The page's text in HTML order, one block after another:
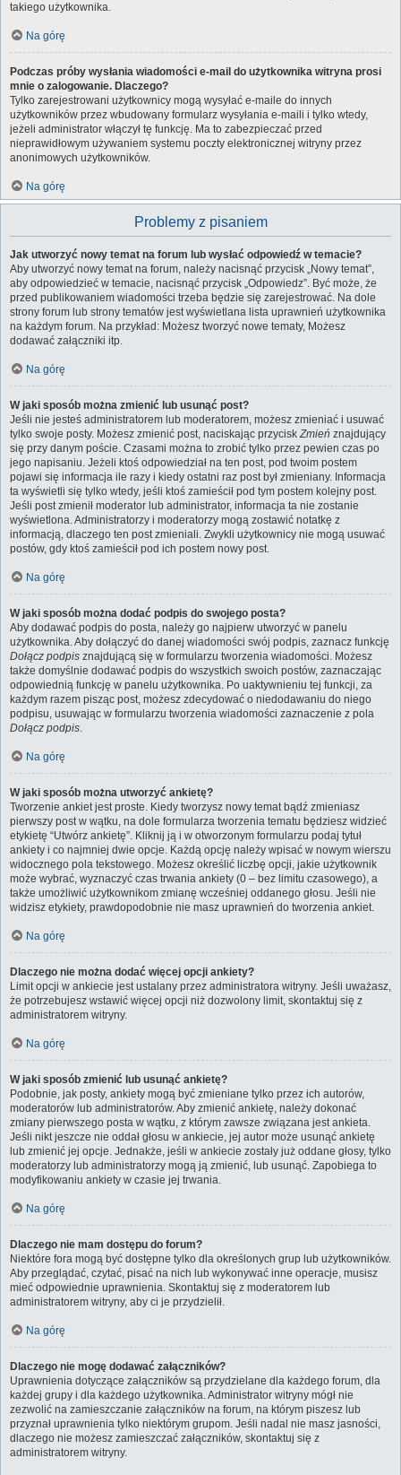
takiego użytkownika.
Na górę
Podczas próby wysłania wiadomości e-mail do użytkownika witryna prosi
mnie o zalogowanie. Dlaczego?
Tylko zarejestrowani użytkownicy mogą wysyłać e-maile do innych
użytkowników przez wbudowany formularz wysyłania e-maili i tylko wtedy,
jeżeli administrator włączył tę funkcję. Ma to zabezpieczać przed
nieprawidłowym używaniem systemu poczty elektronicznej witryny przez
anonimowych użytkowników.
Na górę
Problemy z pisaniem
Jak utworzyć nowy temat na forum lub wysłać odpowiedź w temacie?
Aby utworzyć nowy temat na forum, należy nacisnąć przycisk „Nowy temat”,
aby odpowiedzieć w temacie, nacisnąć przycisk „Odpowiedz”. Być może, że
przed publikowaniem wiadomości trzeba będzie się zarejestrować. Na dole
strony forum lub strony tematów jest wyświetlana lista uprawnień użytkownika
na każdym forum. Na przykład: Możesz tworzyć nowe tematy, Możesz
dodawać załączniki itp.
Na górę
W jaki sposób można zmienić lub usunąć post?
Jeśli nie jesteś administratorem lub moderatorem, możesz zmieniać i usuwać
tylko swoje posty. Możesz zmienić post, naciskając przyciskZmień znajdujący
się przy danym poście. Czasami można to zrobić tylko przez pewien czas po
jego napisaniu. Jeżeli ktoś odpowiedział na ten post, pod twoim postem
pojawi się informacja ile razy i kiedy ostatni raz post był zmieniany. Informacja
ta wyświetli się tylko wtedy, jeśli ktoś zamieścił pod tym postem kolejny post.
Jeśli post zmienił moderator lub administrator, informacja ta nie zostanie
wyświetlona. Administratorzy i moderatorzy mogą zostawić notatkę z
informacją, dlaczego ten post zmieniali. Zwykli użytkownicy nie mogą usuwać
postów, gdy ktoś zamieścił pod ich postem nowy post.
Na górę
W jaki sposób można dodać podpis do swojego posta?
Aby dodawać podpis do posta, należy go najpierw utworzyć w panelu
użytkownika. Aby dołączyć do danej wiadomości swój podpis, zaznacz funkcję
Dołącz podpis znajdującą się w formularzu tworzenia wiadomości. Możesz
także domyślnie dodawać podpis do wszystkich swoich postów, zaznaczając
odpowiednią funkcję w panelu użytkownika. Po uaktywnieniu tej funkcji, za
każdym razem pisząc post, możesz zdecydować o niedodawaniu do niego
podpisu, usuwając w formularzu tworzenia wiadomości zaznaczenie z pola
Dołącz podpis.
Na górę
W jaki sposób można utworzyć ankietę?
Tworzenie ankiet jest proste. Kiedy tworzysz nowy temat bądź zmieniasz
pierwszy post w wątku, na dole formularza tworzenia tematu będziesz widzieć
etykietę “Utwórz ankietę”. Kliknij ją i w otworzonym formularzu podaj tytuł
ankiety i co najmniej dwie opcje. Każdą opcję należy wpisać w nowym wierszu
widocznego pola tekstowego. Możesz określić liczbę opcji, jakie użytkownik
może wybrać, wyznaczyć czas trwania ankiety (0 – bez limitu czasowego), a
także umożliwić użytkownikom zmianę wcześniej oddanego głosu. Jeśli nie
widzisz etykiety, prawdopodobnie nie masz uprawnień do tworzenia ankiet.
Na górę
Dlaczego nie można dodać więcej opcji ankiety?
Limit opcji w ankiecie jest ustalany przez administratora witryny. Jeśli uważasz,
że potrzebujesz wstawić więcej opcji niż dozwolony limit, skontaktuj się z
administratorem witryny.
Na górę
W jaki sposób zmienić lub usunąć ankietę?
Podobnie, jak posty, ankiety mogą być zmieniane tylko przez ich autorów,
moderatorów lub administratorów. Aby zmienić ankietę, należy dokonać
zmiany pierwszego posta w wątku, z którym zawsze związana jest ankieta.
Jeśli nikt jeszcze nie oddał głosu w ankiecie, jej autor może usunąć ankietę
lub zmienić jej opcje. Jednakże, jeśli w ankiecie zostały już oddane głosy, tylko
moderatorzy lub administratorzy mogą ją zmienić, lub usunąć. Zapobiega to
modyfikowaniu ankiety w czasie jej trwania.
Na górę
Dlaczego nie mam dostępu do forum?
Niektóre fora mogą być dostępne tylko dla określonych grup lub użytkowników.
Aby przeglądać, czytać, pisać na nich lub wykonywać inne operacje, musisz
mieć odpowiednie uprawnienia. Skontaktuj się z moderatorem lub
administratorem witryny, aby ci je przydzielił.
Na górę
Dlaczego nie mogę dodawać załączników?
Uprawnienia dotyczące załączników są przydzielane dla każdego forum, dla
każdej grupy i dla każdego użytkownika. Administrator witryny mógł nie
zezwolić na zamieszczanie załączników na forum, na którym piszesz lub
przyznał uprawnienia tylko niektórym grupom. Jeśli nadal nie masz jasności,
dlaczego nie możesz zamieszczać załączników, skontaktuj się z
administratorem witryny.